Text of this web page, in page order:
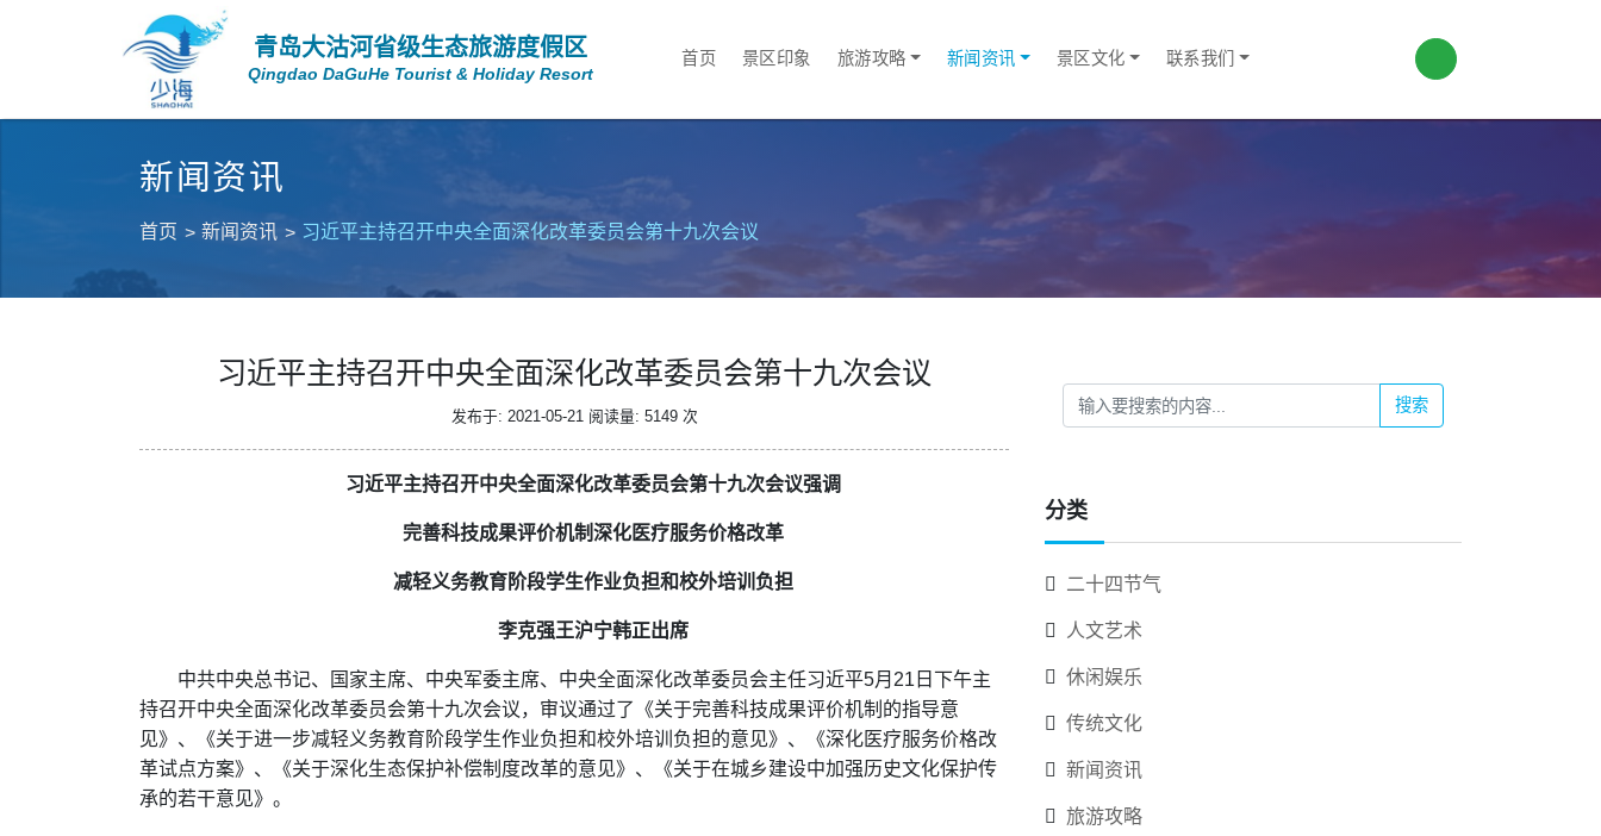
青岛大沽河省级生态旅游度假区
Qingdao DaGuHe Tourist & Holiday Resort
首页 景区印象 旅游攻略 新闻资讯 景区文化 联系我们
新闻资讯
首页 新闻资讯 习近平主持召开中央全面深化改革委员会第十九次会议
习近平主持召开中央全面深化改革委员会第十九次会议
发布于: 2021-05-21 阅读量: 5149 次
习近平主持召开中央全面深化改革委员会第十九次会议强调
完善科技成果评价机制深化医疗服务价格改革
减轻义务教育阶段学生作业负担和校外培训负担
李克强王沪宁韩正出席
中共中央总书记、国家主席、中央军委主席、中央全面深化改革委员会主任习近平5月21日下午主
持召开中央全面深化改革委员会第十九次会议，审议通过了《关于完善科技成果评价机制的指导意
见》、《关于进一步减轻义务教育阶段学生作业负担和校外培训负担的意见》、《深化医疗服务价格改
革试点方案》、《关于深化生态保护补偿制度改革的意见》、《关于在城乡建设中加强历史文化保护传
承的若干意见》。
搜索
分类
二十四节气
人文艺术
休闲娱乐
传统文化
新闻资讯
旅游攻略